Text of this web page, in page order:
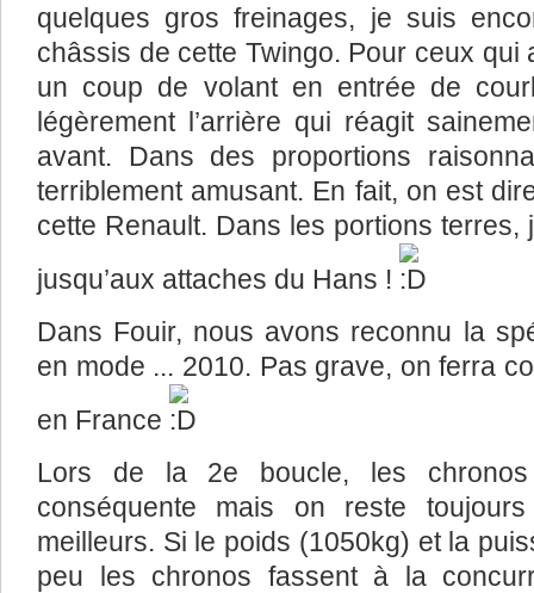
quelques gros freinages, je suis
châssis de cette Twingo. Pour ceux qui
un coup de volant en entrée de
légèrement l’arrière qui réagit
avant. Dans des proportions
terriblement amusant. En fait, on est
cette Renault. Dans les portions
jusqu’aux attaches du Hans !
Dans Fouir, nous avons reconnu la
en mode ... 2010. Pas grave, on ferra
en France
Lors de la 2e boucle, les chronos
conséquente mais on reste
meilleurs. Si le poids (1050kg) et la
peu les chronos fassent à la